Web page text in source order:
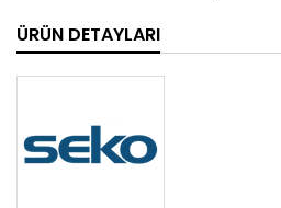
ÜRÜN DETAYLARI